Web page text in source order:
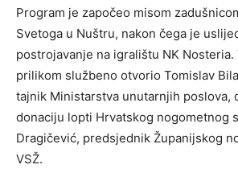
Program je započeo misom
Svetoga u Nuštru, nakon čega je
postrojavanje na igralištu NK
prilikom službeno otvorio Tomislav
tajnik Ministarstva unutarnjih poslova,
donaciju lopti Hrvatskog nogometnog
Dragičević, predsjednik Županijskog
VSŽ.